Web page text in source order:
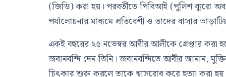
(জিডি) করা হয়। পরবর্তীতে পিবিআই (পুলিশ ব্যুরো
পর্যালোচনার মাধ্যমে প্রতিবেশী ও তাদের বাসার
একই বছরের ২৫ নভেম্বর আবীর আলীকে গ্রেপ্তার করা
জবানবন্দি দেন তিনি। জবানবন্দিতে আবীর জানান,
চিৎকার শুরু করলে তাকে শ্বাসরোধ করে হত্যা